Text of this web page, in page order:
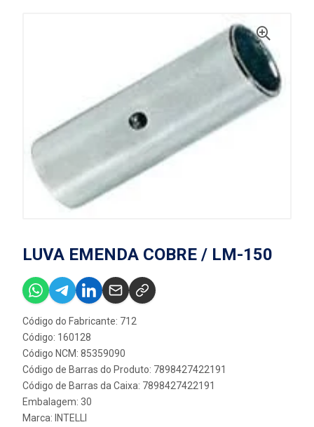
LUVA EMENDA COBRE / LM-150
Código do Fabricante: 712
Código: 160128
Código NCM: 85359090
Código de Barras do Produto: 7898427422191
Código de Barras da Caixa: 7898427422191
Embalagem: 30
Marca: INTELLI